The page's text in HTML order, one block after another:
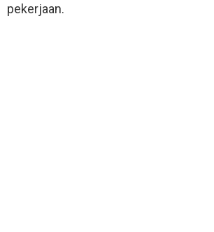
pekerjaan.